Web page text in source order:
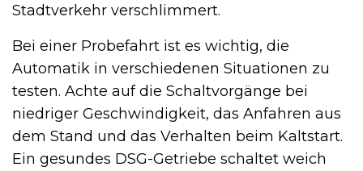
Stadtverkehr verschlimmert.
Bei einer Probefahrt ist es wichtig, die
Automatik in verschiedenen Situationen zu
testen. Achte auf die Schaltvorgänge bei
niedriger Geschwindigkeit, das Anfahren aus
dem Stand und das Verhalten beim Kaltstart.
Ein gesundes DSG-Getriebe schaltet weich